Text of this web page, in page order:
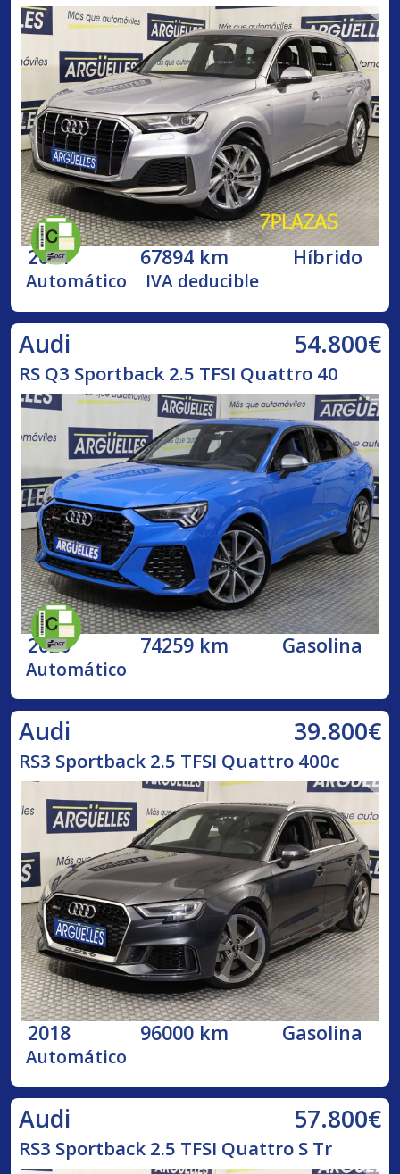
2021 67894 km Híbrido
Automático IVA deducible
Audi 54.800€
RS Q3 Sportback 2.5 TFSI Quattro 40
2020 74259 km Gasolina
Automático
Audi 39.800€
RS3 Sportback 2.5 TFSI Quattro 400c
2018 96000 km Gasolina
Automático
Audi 57.800€
RS3 Sportback 2.5 TFSI Quattro S Tr